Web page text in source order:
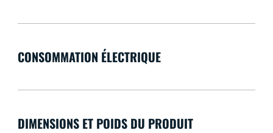
CONSOMMATION ÉLECTRIQUE
DIMENSIONS ET POIDS DU PRODUIT